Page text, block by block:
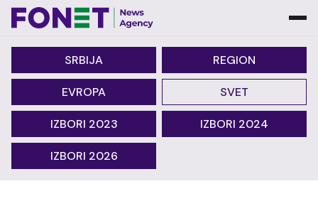
SRBIJA REGION
EVROPA SVET
IZBORI 2023 IZBORI 2024
IZBORI 2026